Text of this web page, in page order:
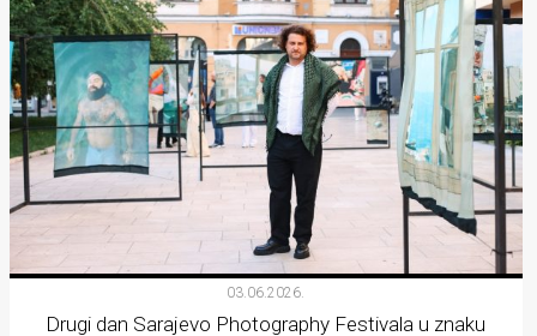
03.06.2026.
Drugi dan Sarajevo Photography Festivala u znaku